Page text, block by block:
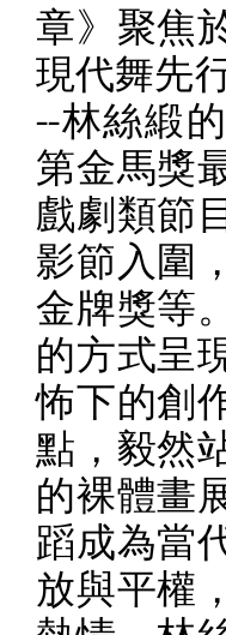
章》聚焦
現代舞先
--林絲緞
第金馬獎
戲劇類節
影節入圍
金牌獎等
的方式呈
怖下的創
點，毅然
的裸體畫
蹈成為當
放與平權